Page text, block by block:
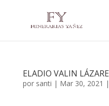
ELADIO VALIN LÁZARE
por santi | Mar 30, 2021 |